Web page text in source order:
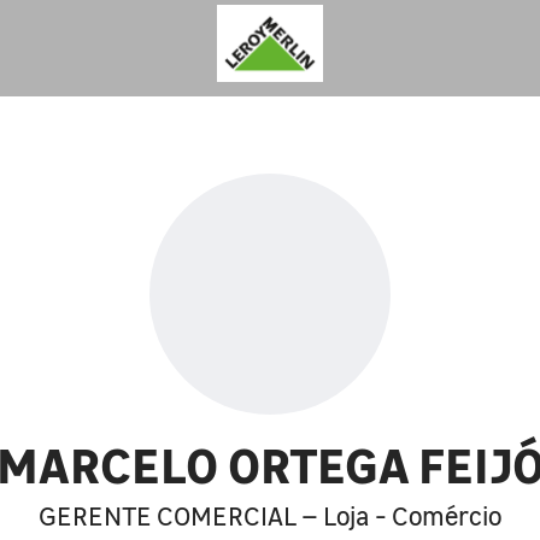
MARCELO ORTEGA
GERENTE COMERCIAL – Loja - Comércio